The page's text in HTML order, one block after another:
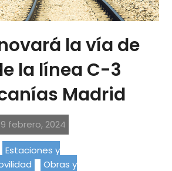
la vía de
la línea C-3
Madrid
9 febrero, 2024
Estaciones y
Obras y